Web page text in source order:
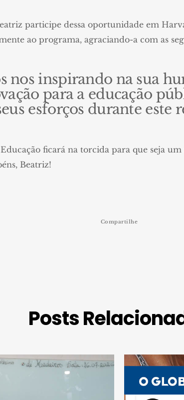
participe dessa oportunidade em
ao programa, agraciando-a com as
nos inspirando na sua
para a educação
esforços durante
ficará na torcida para que seja
Beatriz!
Compartilhe
Posts